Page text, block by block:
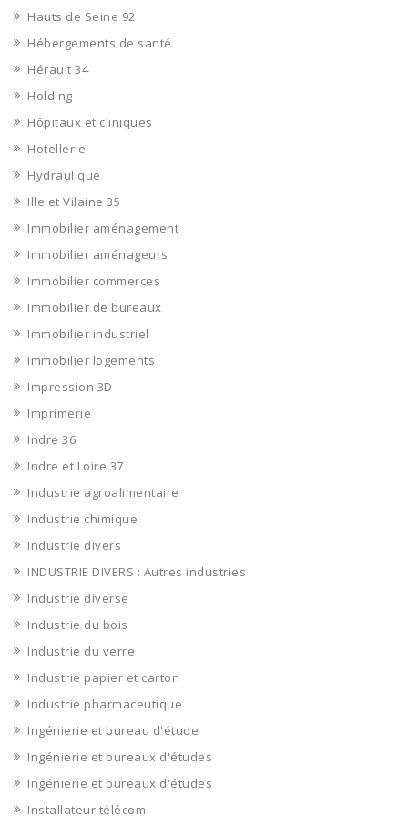
Hauts de Seine 92
Hébergements de santé
Hérault 34
Holding
Hôpitaux et cliniques
Hotellerie
Hydraulique
Ille et Vilaine 35
Immobilier aménagement
Immobilier aménageurs
Immobilier commerces
Immobilier de bureaux
Immobilier industriel
Immobilier logements
Impression 3D
Imprimerie
Indre 36
Indre et Loire 37
Industrie agroalimentaire
Industrie chimique
Industrie divers
INDUSTRIE DIVERS : Autres industries
Industrie diverse
Industrie du bois
Industrie du verre
Industrie papier et carton
Industrie pharmaceutique
Ingénierie et bureau d'étude
Ingénierie et bureaux d'études
Ingénierie et bureaux d'études
Installateur télécom